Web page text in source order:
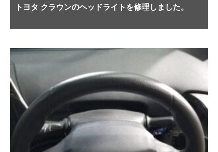
トヨタ クラウンのヘッドライトを修理しました。